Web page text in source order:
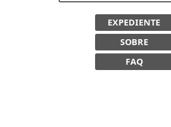
EXPEDIENTE
SOBRE
FAQ